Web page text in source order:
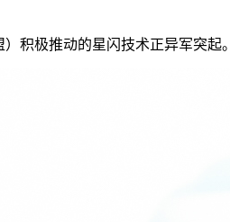
积极推动的星闪技术正异军突起。